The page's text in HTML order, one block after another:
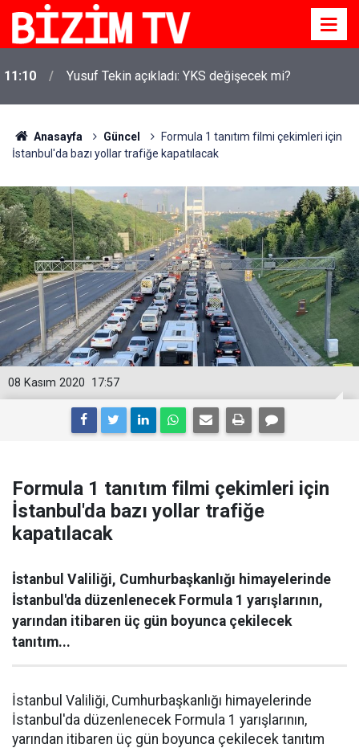
11:10 Yusuf Tekin açıkladı: YKS değişecek mi?
Anasayfa Güncel
Formula 1 tanıtım filmi çekimleri için
İstanbul'da bazı yollar trafiğe kapatılacak
17:57
08 Kasım 2020
Formula 1 tanıtım filmi çekimleri için
İstanbul'da bazı yollar trafiğe
kapatılacak
İstanbul Valiliği, Cumhurbaşkanlığı himayelerinde
İstanbul'da düzenlenecek Formula 1 yarışlarının,
yarından itibaren üç gün boyunca çekilecek
tanıtım...
İstanbul Valiliği, Cumhurbaşkanlığı himayelerinde
İstanbul'da düzenlenecek Formula 1 yarışlarının,
yarından itibaren üç gün boyunca çekilecek tanıtım